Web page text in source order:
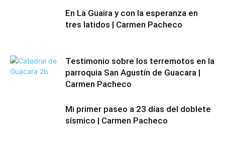
En La Guaira y con la esperanza en
tres latidos | Carmen Pacheco
Testimonio sobre los terremotos en la
parroquia San Agustín de Guacara |
Carmen Pacheco
Mi primer paseo a 23 días del doblete
sísmico | Carmen Pacheco